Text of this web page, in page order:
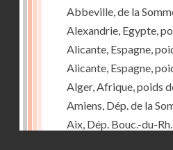
Abbeville, de la
Alexandrie, Egypte,
Alicante, Espagne,
Alicante, Espagne,
Alger, Afrique, poids
Amiens, Dép. de la
Aix, Dép. Bouc.-du-